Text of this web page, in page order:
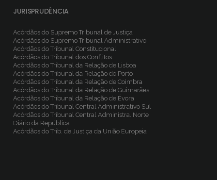
JURISPRUDÊNCIA
Acórdãos do Supremo Tribunal de Justiça
Acórdãos do Supremo Tribunal Administrativo
Acórdãos do Tribunal Constitucional
Acórdãos do Tribunal dos Conflitos
Acórdãos do Tribunal da Relação de Lisboa
Acórdãos do Tribunal da Relação do Porto
Acórdãos do Tribunal da Relação de Coimbra
Acórdãos do Tribunal da Relação de Guimarães
Acórdãos do Tribunal da Relação de Évora
Acórdãos do Tribunal Central Administrativo Sul
Acórdãos do Tribunal Central Administra. Norte
Diário da República
Acórdãos do Trib. de Justiça da União Europeia